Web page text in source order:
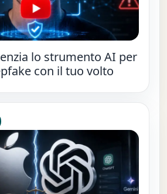
lo strumento AI per
con il tuo volto